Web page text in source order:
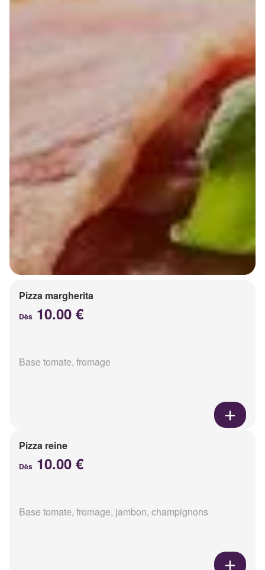
Pizza margherita
Dès 10.00 €
Base tomate, fromage
Pizza reine
Dès 10.00 €
Base tomate, fromage, jambon, champignons